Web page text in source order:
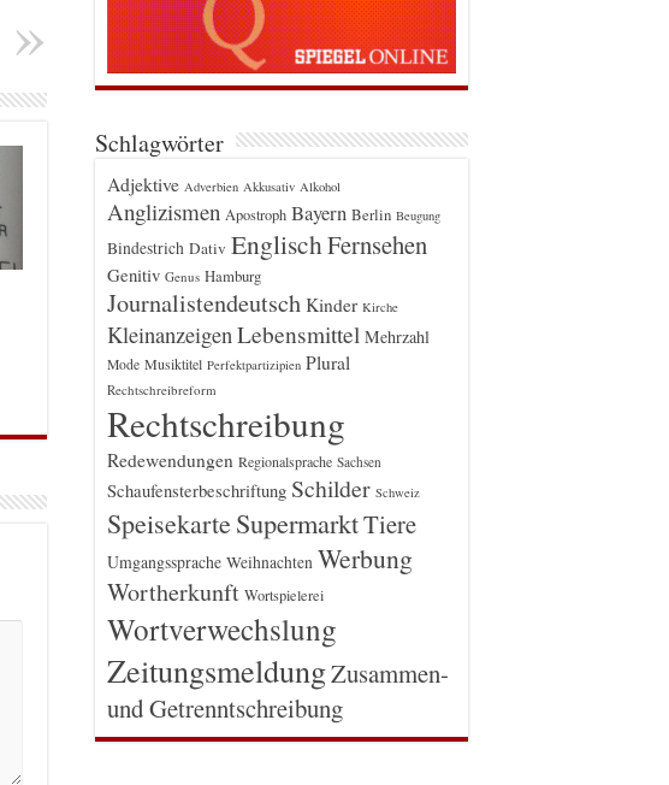
Schlagwörter
Adjektive Adverbien Akkusativ Alkohol
Anglizismen Apostroph Bayern Berlin Beugung
Bindestrich Dativ EnglischFernsehen
Genitiv Genus Hamburg
Journalistendeutsch Kinder Kirche
Kleinanzeigen Lebensmittel Mehrzahl
Mode Musiktitel Perfektpartizipien Plural
Rechtschreibreform
Rechtschreibung
Redewendungen Regionalsprache Sachsen
Schaufensterbeschriftung Schilder Schweiz
Speisekarte SupermarktTiere
Umgangssprache Weihnachten Werbung
Wortherkunft Wortspielerei
Wortverwechslung
ZeitungsmeldungZusammen-
und Getrenntschreibung